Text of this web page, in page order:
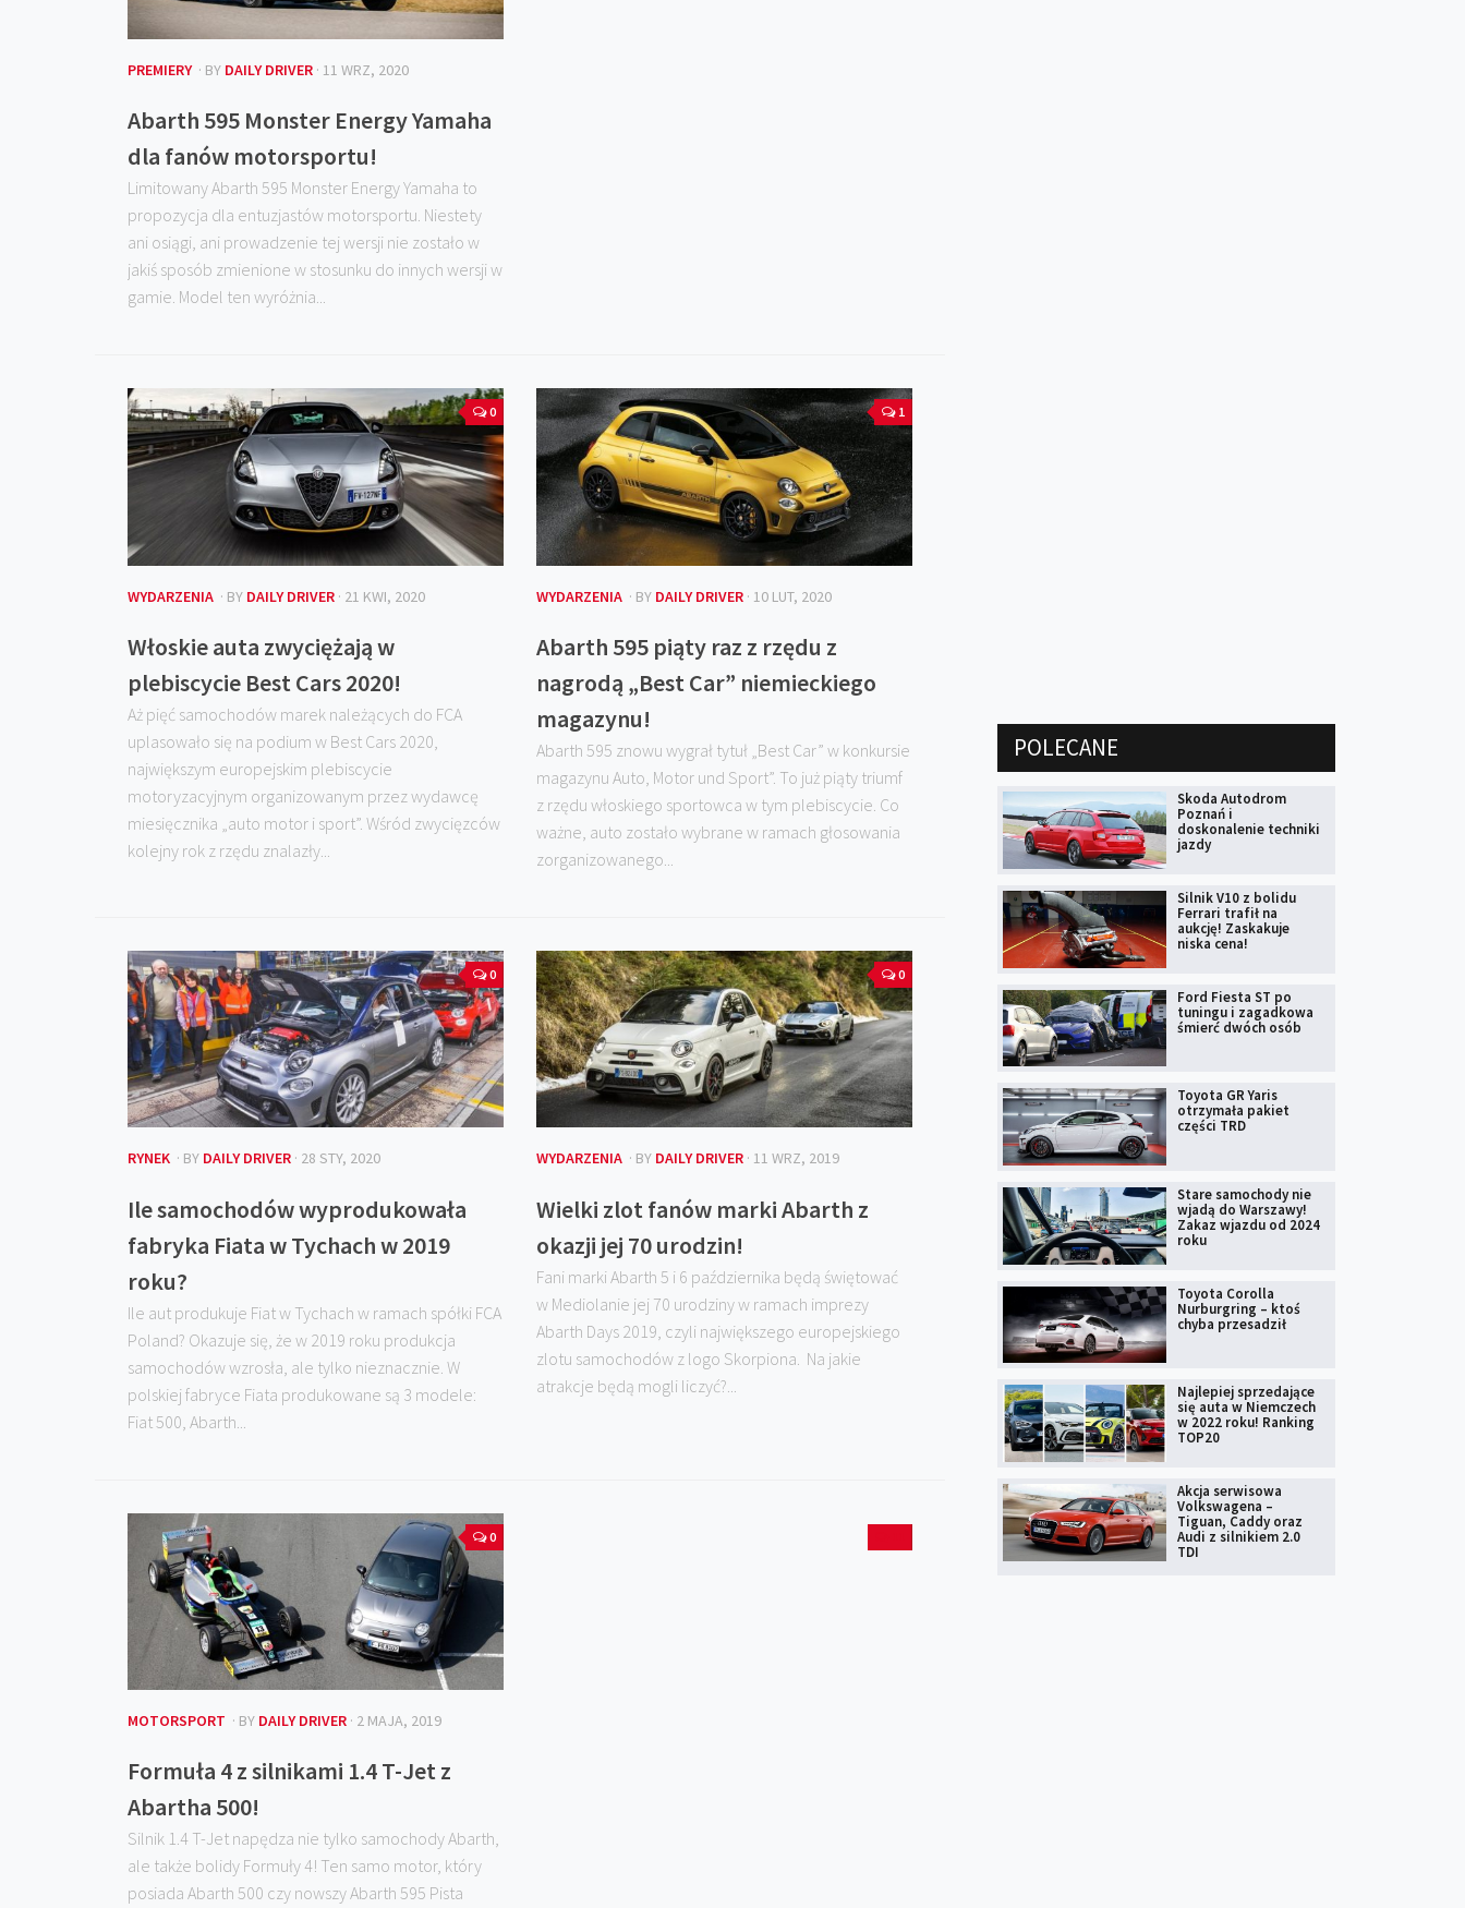
PREMIERY · BY DAILY DRIVER · 11 WRZ, 2020
Abarth 595 Monster Energy Yamaha
dla fanów motorsportu!
Limitowany Abarth 595 Monster Energy Yamaha to
propozycja dla entuzjastów motorsportu. Niestety
ani osiągi, ani prowadzenie tej wersji nie zostało w
jakiś sposób zmienione w stosunku do innych wersji w
gamie. Model ten wyróżnia...
0
WYDARZENIA · BY DAILY DRIVER · 21 KWI, 2020
Włoskie auta zwyciężają w
plebiscycie Best Cars 2020!
Aż pięć samochodów marek należących do FCA
uplasowało się na podium w Best Cars 2020,
największym europejskim plebiscycie
motoryzacyjnym organizowanym przez wydawcę
miesięcznika „auto motor i sport”. Wśród zwycięzców
kolejny rok z rzędu znalazły...
1
WYDARZENIA · BY DAILY DRIVER · 10 LUT, 2020
Abarth 595 piąty raz z rzędu z
nagrodą „Best Car” niemieckiego
magazynu!
Abarth 595 znowu wygrał tytuł „Best Car” w konkursie
magazynu Auto, Motor und Sport”. To już piąty triumf
z rzędu włoskiego sportowca w tym plebiscycie. Co
ważne, auto zostało wybrane w ramach głosowania
zorganizowanego...
0
RYNEK · BY DAILY DRIVER · 28 STY, 2020
Ile samochodów wyprodukowała
fabryka Fiata w Tychach w 2019
roku?
Ile aut produkuje Fiat w Tychach w ramach spółki FCA
Poland? Okazuje się, że w 2019 roku produkcja
samochodów wzrosła, ale tylko nieznacznie. W
polskiej fabryce Fiata produkowane są 3 modele:
Fiat 500, Abarth...
0
WYDARZENIA · BY DAILY DRIVER · 11 WRZ, 2019
Wielki zlot fanów marki Abarth z
okazji jej 70 urodzin!
Fani marki Abarth 5 i 6 października będą świętować
w Mediolanie jej 70 urodziny w ramach imprezy
Abarth Days 2019, czyli największego europejskiego
zlotu samochodów z logo Skorpiona. Na jakie
atrakcje będą mogli liczyć?...
0
MOTORSPORT · BY DAILY DRIVER · 2 MAJA, 2019
Formuła 4 z silnikami 1.4 T-Jet z
Abartha 500!
Silnik 1.4 T-Jet napędza nie tylko samochody Abarth,
ale także bolidy Formuły 4! Ten samo motor, który
posiada Abarth 500 czy nowszy Abarth 595 Pista
POLECANE
Skoda Autodrom
Poznań i
doskonalenie techniki
jazdy
Silnik V10 z bolidu
Ferrari trafił na
aukcję! Zaskakuje
niska cena!
Ford Fiesta ST po
tuningu i zagadkowa
śmierć dwóch osób
Toyota GR Yaris
otrzymała pakiet
części TRD
Stare samochody nie
wjadą do Warszawy!
Zakaz wjazdu od 2024
roku
Toyota Corolla
Nurburgring – ktoś
chyba przesadził
Najlepiej sprzedające
się auta w Niemczech
w 2022 roku! Ranking
TOP20
Akcja serwisowa
Volkswagena –
Tiguan, Caddy oraz
Audi z silnikiem 2.0
TDI